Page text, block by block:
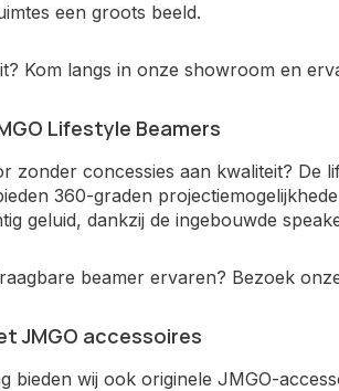
een groots beeld.
Kom langs in onze showroom en
Lifestyle Beamers
zonder concessies aan kwaliteit? De
360-graden
geluid, dankzij de ingebouwde
beamer ervaren? Bezoek
JMGO accessoires
bieden wij ook originele JMGO-